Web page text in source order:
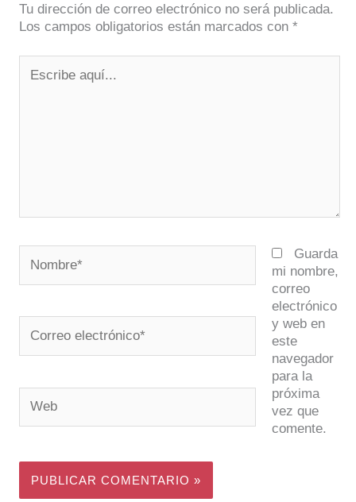
Tu dirección de correo electrónico no será publicada.
Los campos obligatorios están marcados con *
aquí...
electrónico*
Guarda
mi nombre,
correo
electrónico
y web en
este
navegador
para la
próxima
vez que
comente.